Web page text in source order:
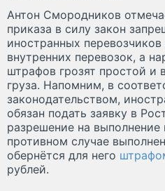
Антон Смородников
приказа в силу закон
иностранных
внутренних перевозок, а
штрафов грозят простой и
груза. Напомним, в
законодательством,
обязан подать заявку в
разрешение на
противном случае
обернётся для него
рублей.